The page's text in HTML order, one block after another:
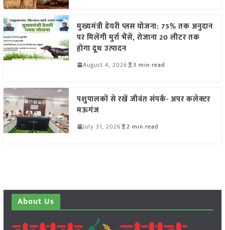
मुख्यमंत्री डेयरी प्लस योजना: 75% तक अनुदान
पर मिलेंगी मुर्रा भैंसें, रोजाना 20 लीटर तक
होगा दूध उत्पादन
August 4, 2026 3 min read
पशुपालकों से रखें जीवंत संपर्क- अपर कलेक्टर
मऊगंज
July 31, 2026 2 min read
About Us